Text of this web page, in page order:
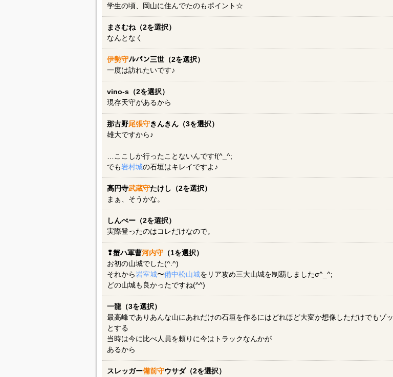
学生の頃、岡山に住んでたのもポイント☆
まさむね（2を選択）
なんとなく
伊勢守ﾉﾚパン三世（2を選択）
一度は訪れたいです♪
vino-s（2を選択）
現存天守があるから
那古野尾張守きんきん（3を選択）
雄大ですから♪
…ここしか行ったことないんですf(^_^;
でも岩村城の石垣はキレイですよ♪
高円寺武蔵守たけし（2を選択）
まぁ、そうかな。
しんぺー（2を選択）
実際登ったのはコレだけなので。
❢蟹ハ軍曹河内守（1を選択）
お初の山城でした(^.^)
それから岩室城〜備中松山城をリア攻め三大山城を制覇しましたσ^_^;
どの山城も良かったですね(^^)
一龍（3を選択）
最高峰でありあんな山にあれだけの石垣を作るにはどれほど大変か想像しただけでもゾッ
とする
当時は今に比べ人員を頼りに今はトラックなんかが
あるから
スレッガー備前守ウサダ（2を選択）